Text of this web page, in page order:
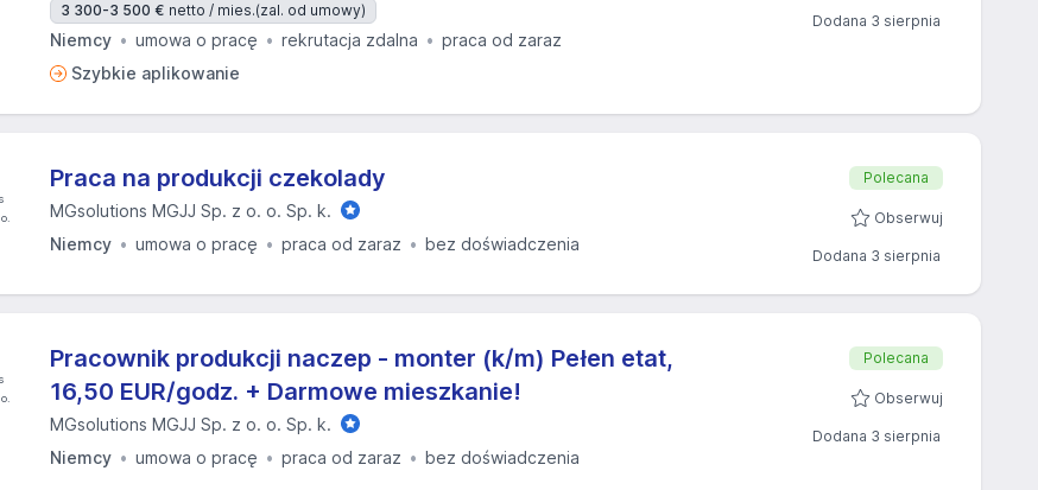
3 300-3 500 € netto / mies.(zal. od umowy)
Niemcy umowa o pracę rekrutacja zdalna
praca od zaraz
Szybkie aplikowanie
Dodana 3 sierpnia
Praca na produkcji czekolady
MGsolutions MGJJ Sp. z o. o. Sp. k.
Niemcy
umowa o pracę praca od zaraz bez doświadczenia
Polecana
Obserwuj
Dodana 3 sierpnia
Pracownik produkcji naczep - monter (k/m) Pełen etat,
16,50 EUR/godz. + Darmowe mieszkanie!
MGsolutions MGJJ Sp. z o. o. Sp. k.
Niemcy
umowa o pracę praca od zaraz bez doświadczenia
Polecana
Obserwuj
Dodana 3 sierpnia